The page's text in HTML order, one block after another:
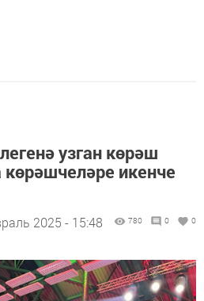
узган көрәш
икенче
2025 - 15:48 780 0 0